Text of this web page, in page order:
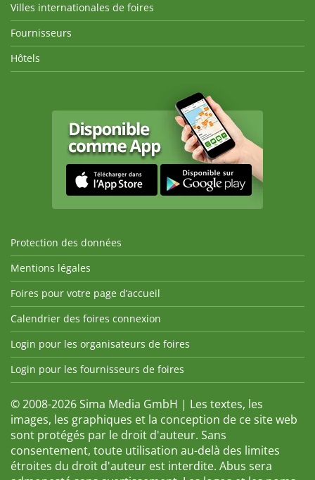
Villes internationales de foires
Fournisseurs
Hôtels
Protection des données
Mentions légales
Foires pour votre page d’accueil
Calendrier des foires connexion
Login pour les organisateurs de foires
Login pour les fournisseurs de foires
© 2008-2026 Sima Media GmbH | Les textes, les
images, les graphiques et la conception de ce site web
sont protégés par le droit d'auteur. Sans
consentement, toute utilisation au-delà des limites
étroites du droit d'auteur est interdite. Abus sera